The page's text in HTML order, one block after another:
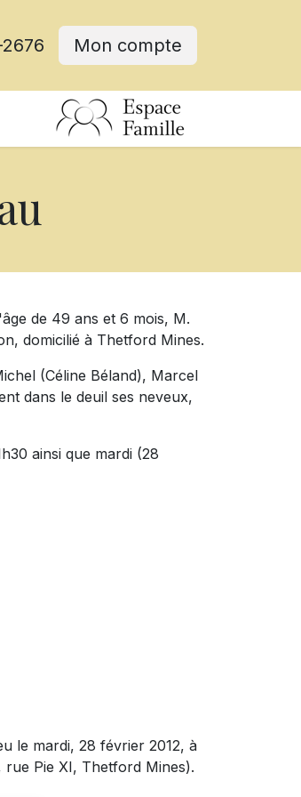
Mon compte
de 49 ans et 6 mois, M.
domicilié à Thetford Mines.
(Céline Béland), Marcel
dans le deuil ses neveux,
ainsi que mardi (28
le mardi, 28 février 2012, à
rue Pie XI, Thetford Mines).